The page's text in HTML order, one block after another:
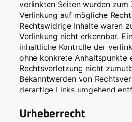
verlinkten Seiten wurden zum
Verlinkung auf mögliche
Rechtswidrige Inhalte waren
Verlinkung nicht erkennbar.
inhaltliche Kontrolle der
ohne konkrete Anhaltspunkte
Rechtsverletzung nicht
Bekanntwerden von
derartige Links umgehend
Urheberrecht